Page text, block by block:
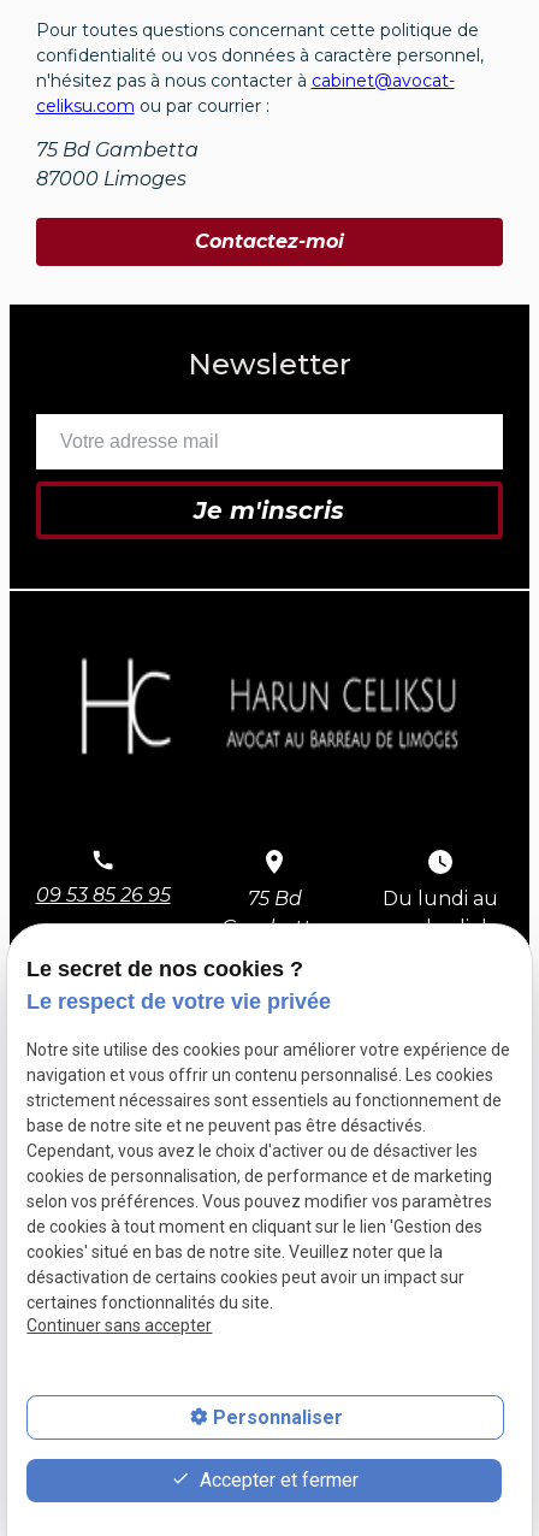
Pour toutes questions concernant cette politique de
confidentialité ou vos données à caractère personnel,
n'hésitez pas à nous contacter à cabinet@avocat-
celiksu.com ou par courrier :
75 Bd Gambetta
87000 Limoges
Contactez-moi
Newsletter
09 53 85 26 95
75 Bd
Gambetta,
87000 Limoges
Du lundi au
vendredi de
SIRET :
53948457600027
Mentions légales
Politique de
confidentialité
du site
place contact_page phone
Le secret de nos cookies ?
Le respect de votre vie privée
Notre site utilise des cookies pour améliorer votre expérience de
navigation et vous offrir un contenu personnalisé. Les cookies
strictement nécessaires sont essentiels au fonctionnement de
base de notre site et ne peuvent pas être désactivés.
Cependant, vous avez le choix d'activer ou de désactiver les
cookies de personnalisation, de performance et de marketing
selon vos préférences. Vous pouvez modifier vos paramètres
de cookies à tout moment en cliquant sur le lien 'Gestion des
cookies' situé en bas de notre site. Veuillez noter que la
désactivation de certains cookies peut avoir un impact sur
certaines fonctionnalités du site.
Continuer sans accepter
Personnaliser
Accepter et fermer